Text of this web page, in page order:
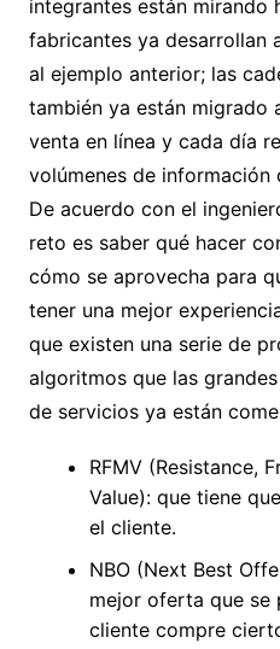
integrantes están mirando
fabricantes ya desarrollan
al ejemplo anterior; las
también ya están migrado
venta en línea y cada día
volúmenes de información
De acuerdo con el
reto es saber qué hacer
cómo se aprovecha para
tener una mejor
que existen una serie de
algoritmos que las
de servicios ya están
RFMV (Resistance,
Value): que tiene
el cliente.
NBO (Next Best
mejor oferta que se
cliente compre